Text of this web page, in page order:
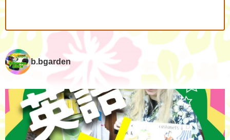
b.bgarden